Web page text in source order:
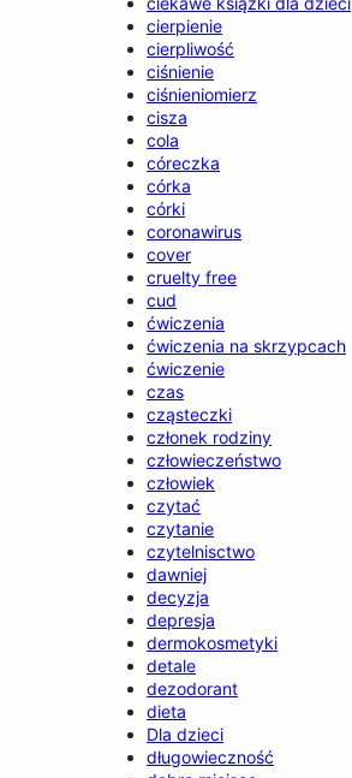
cierpienie
cierpliwość
ciśnienie
ciśnieniomierz
cisza
cola
córeczka
córka
córki
coronawirus
cover
cruelty free
cud
ćwiczenia
ćwiczenia na skrzypcach
ćwiczenie
czas
cząsteczki
członek rodziny
człowieczeństwo
człowiek
czytać
czytanie
czytelnisctwo
dawniej
decyzja
depresja
dermokosmetyki
detale
dezodorant
dieta
Dla dzieci
długowieczność